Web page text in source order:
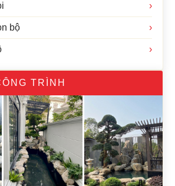
›
bộ ›
›
TRÌNH